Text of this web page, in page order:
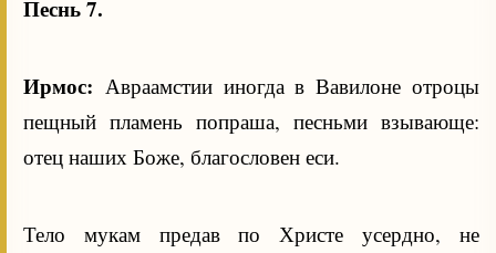
Песнь 7.
Ирмос: Авраамстии иногда в Вавилоне отроцы
пещный пламень попраша, песньми взывающе:
отец наших Боже, благословен еси.
Тело мукам предав по Христе усердно, не